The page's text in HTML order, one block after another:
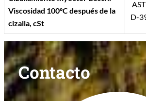
Viscosidad 100ºC después de la
cizalla, cSt
D-
Contacto